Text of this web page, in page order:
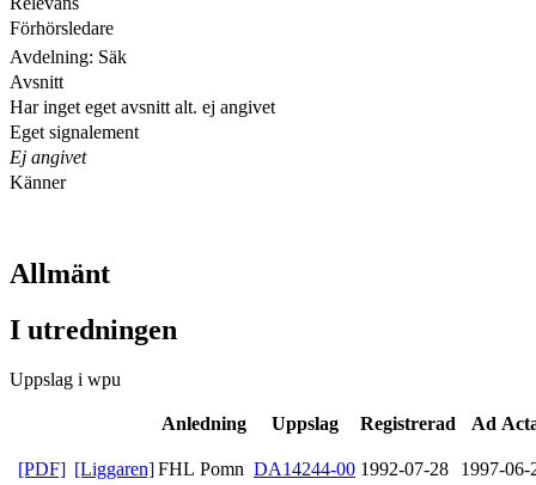
Förhörsledare
Avdelning: Säk
Avsnitt
Har inget eget avsnitt alt. ej angivet
Eget signalement
Ej angivet
Känner
Allmänt
I utredningen
Uppslag i wpu
Anledning Uppslag Registrerad Ad
[PDF] [Liggaren]FHL Pomn DA14244-00 1992-07-28 1997-06-